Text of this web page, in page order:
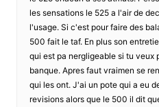
les sensations le 525 a l'air de
l'usage. Si c'est pour faire des
500 fait le taf. En plus son
qui est pa nergligeable si tu veux
banque. Apres faut vraimen se
qui les ont. J'ai un pote qui a eu
revisions alors que le 500 il dit